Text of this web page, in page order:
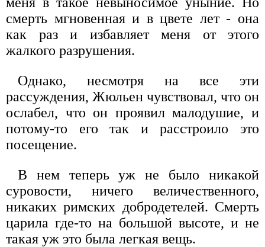
смерть мгновенная и в цвете лет - она
как раз и избавляет меня от этого
жалкого разрушения.
Однако, несмотря на все эти
рассуждения, Жюльен чувствовал, что он
ослабел, что он проявил малодушие, и
потому-то его так и расстроило это
посещение.
В нем теперь уж не было никакой
суровости, ничего величественного,
никаких римских добродетелей. Смерть
царила где-то на большой высоте, и не
такая уж это была легкая вещь.